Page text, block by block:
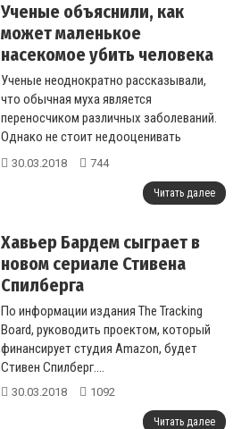
Ученые объяснили, как
может маленькое
насекомое убить человека
Ученые неоднократно рассказывали,
что обычная муха является
переносчиком различных заболеваний.
Однако не стоит недооценивать
опасность крох, которые способны
30.03.2018 744
Читать далее
Хавьер Бардем сыграет в
новом сериале Стивена
Спилберга
По информации издания The Tracking
Board, руководить проектом, который
финансирует студия Amazon, будет
Стивен Спилберг....
30.03.2018 1092
Читать далее